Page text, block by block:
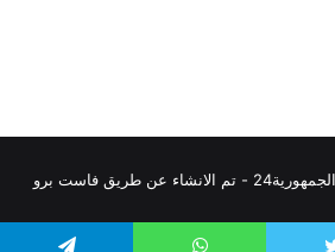
عن طريق فاست برو